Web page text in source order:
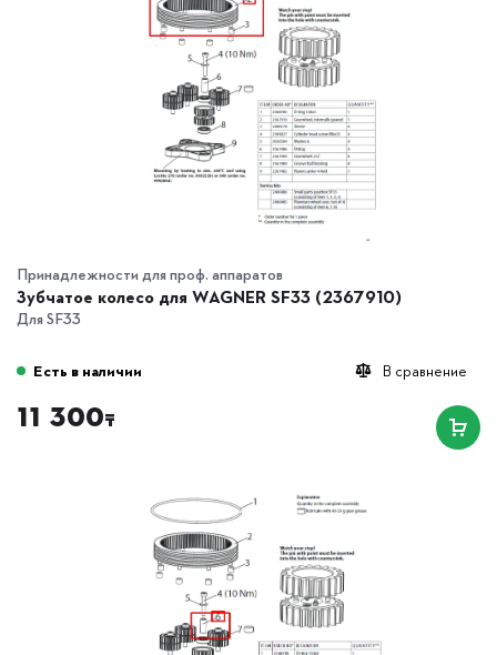
Принадлежности для проф. аппаратов
Зубчатое колесо для WAGNER SF33 (2367910)
Для SF33
В сравнение
Есть в наличии
11 300₸